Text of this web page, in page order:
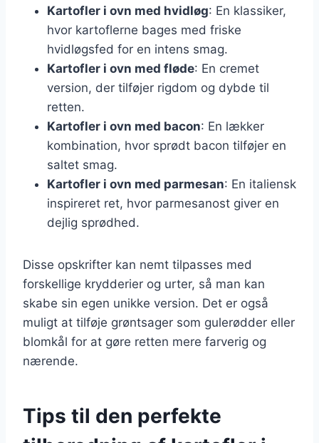
Kartofler i ovn med hvidløg: En klassiker,
hvor kartoflerne bages med friske
hvidløgsfed for en intens smag.
Kartofler i ovn med fløde: En cremet
version, der tilføjer rigdom og dybde til
retten.
Kartofler i ovn med bacon: En lækker
kombination, hvor sprødt bacon tilføjer en
saltet smag.
Kartofler i ovn med parmesan: En italiensk
inspireret ret, hvor parmesanost giver en
dejlig sprødhed.
Disse opskrifter kan nemt tilpasses med
forskellige krydderier og urter, så man kan
skabe sin egen unikke version. Det er også
muligt at tilføje grøntsager som gulerødder eller
blomkål for at gøre retten mere farverig og
nærende.
Tips til den perfekte